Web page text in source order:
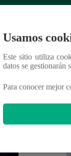
Usamos
Este sitio utiliza
datos se gestionarán
Para conocer mejor